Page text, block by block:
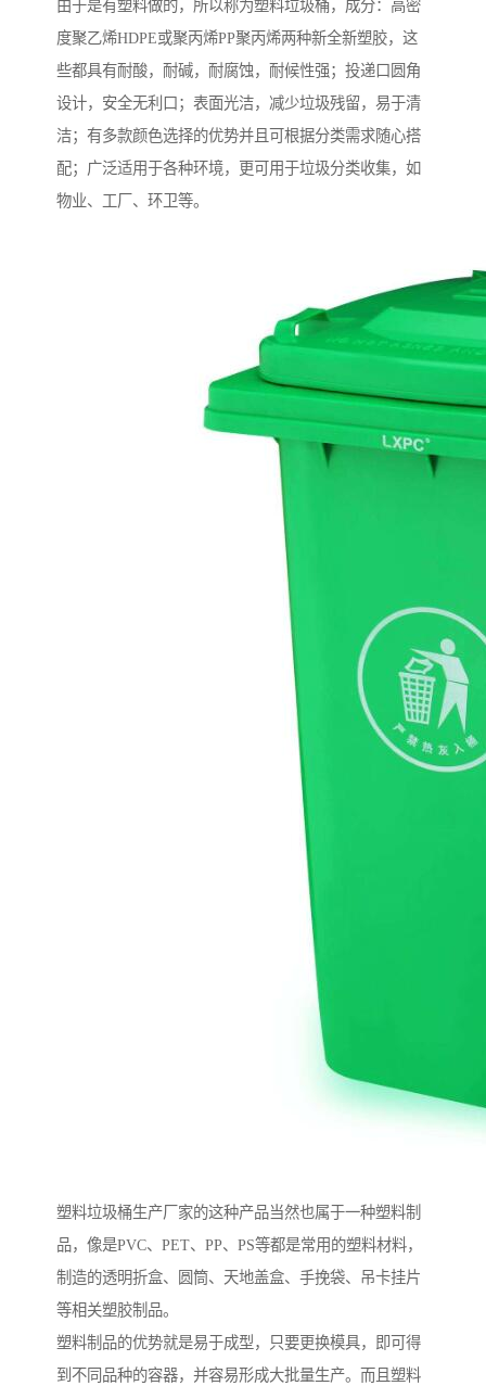
由于是有塑料做的，所以称为塑料垃圾桶，成分：高密
度聚乙烯HDPE或聚丙烯PP聚丙烯两种新全新塑胶，这
些都具有耐酸，耐碱，耐腐蚀，耐候性强；投递口圆角
设计，安全无利口；表面光洁，减少垃圾残留，易于清
洁；有多款颜色选择的优势并且可根据分类需求随心搭
配；广泛适用于各种环境，更可用于垃圾分类收集，如
物业、工厂、环卫等。
塑料垃圾桶生产厂家的这种产品当然也属于一种塑料制
品，像是PVC、PET、PP、PS等都是常用的塑料材料，
制造的透明折盒、圆筒、天地盖盒、手挽袋、吊卡挂片
等相关塑胶制品。
塑料制品的优势就是易于成型，只要更换模具，即可得
到不同品种的容器，并容易形成大批量生产。而且塑料